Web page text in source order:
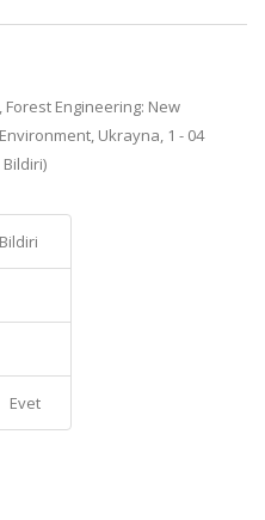
Engineering: New
Ukrayna, 1 - 04
Evet